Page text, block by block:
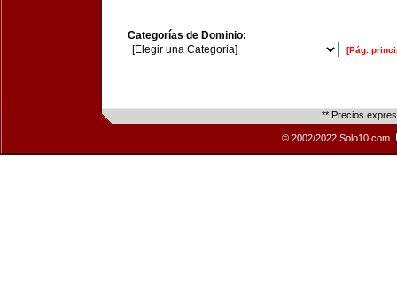
Categorías de Dominio:
[Pág.
** Precios
© 2002/2022 Solo10.com